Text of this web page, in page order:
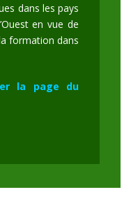
dans les pays
en vue de
formation dans
la page du